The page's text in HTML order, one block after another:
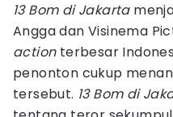
13 Bom di Jakarta
Angga dan Visinema
actionterbesar
penonton cukup
tersebut. 13 Bom di